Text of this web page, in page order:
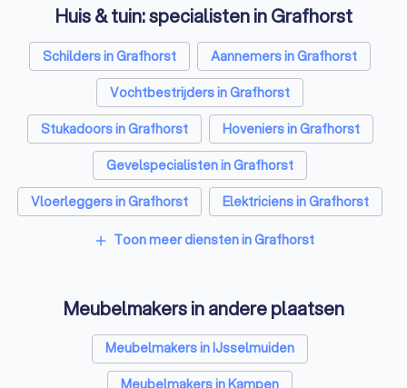
en meubelindustrie en zet zich
samen met de leden actief in
voor een sterke creatieve
maakindustrie voor wonen en
ondernemers die hun nek durven
uitsteken. De missie vormt de
koers en het kompas voor de
toekomst. Passie, trots en
vakmanschap zijn daarbij de
onmisbare hoofdingrediënten.
Huis & tuin: specialisten in Grafhorst
Schilders in Grafhorst
Aannemers in Grafhorst
Vochtbestrijders in Grafhorst
Stukadoors in Grafhorst
Hoveniers in Grafhorst
Gevelspecialisten in Grafhorst
Vloerleggers in Grafhorst
Elektriciens in Grafhorst
Isolatiebedrijven in Grafhorst
Architecten in Grafhorst
Zonwering specialisten in Grafhorst
Badkamer installateurs in Grafhorst
add Toon meer diensten in Grafhorst
Meubelmakers in andere plaatsen
Meubelmakers in IJsselmuiden